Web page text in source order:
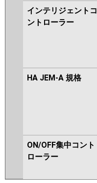
インテリジェントコ
ントローラー
HA JEM-A 規格
ON/OFF集中コント
ローラー